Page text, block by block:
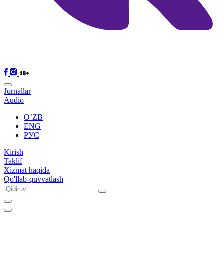
Jurnallar
Audio
O’ZB
ENG
РУС
Kirish
Taklif
Xizmat haqida
Qo'llab-quvvatlash